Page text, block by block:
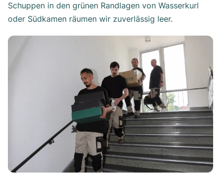
Schuppen in den grünen Randlagen von Wasserkurl
oder Südkamen räumen wir zuverlässig leer.